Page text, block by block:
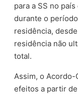
para a SS no
durante o
residência,
residência não
total.
Assim, o Acordo-
efeitos a partir